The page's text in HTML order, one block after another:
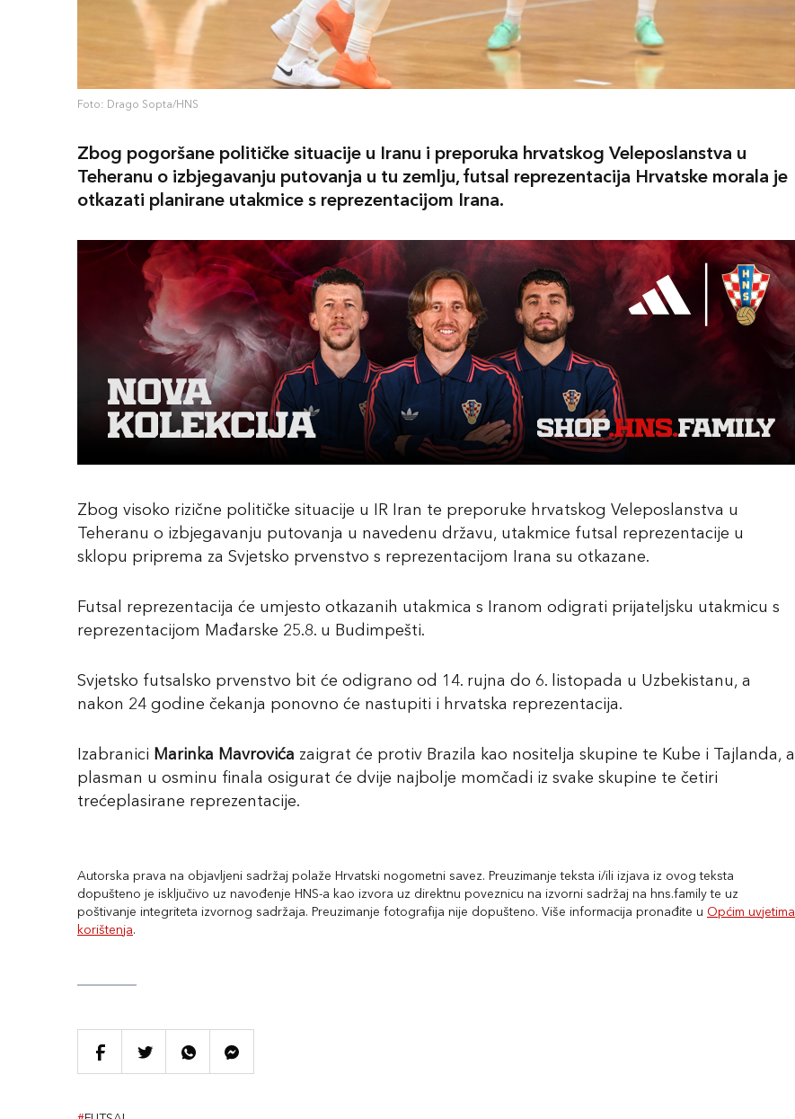
Foto: Drago Sopta/HNS
Zbog pogoršane političke situacije u Iranu i preporuka hrvatskog Veleposlanstva u
Teheranu o izbjegavanju putovanja u tu zemlju, futsal reprezentacija Hrvatske morala je
otkazati planirane utakmice s reprezentacijom Irana.
Zbog visoko rizične političke situacije u IR Iran te preporuke hrvatskog Veleposlanstva u
Teheranu o izbjegavanju putovanja u navedenu državu, utakmice futsal reprezentacije u
sklopu priprema za Svjetsko prvenstvo s reprezentacijom Irana su otkazane.
Futsal reprezentacija će umjesto otkazanih utakmica s Iranom odigrati prijateljsku utakmicu s
reprezentacijom Mađarske 25.8. u Budimpešti.
Svjetsko futsalsko prvenstvo bit će odigrano od 14. rujna do 6. listopada u Uzbekistanu, a
nakon 24 godine čekanja ponovno će nastupiti i hrvatska reprezentacija.
Izabranici Marinka Mavrovića zaigrat će protiv Brazila kao nositelja skupine te Kube i Tajlanda, a
plasman u osminu finala osigurat će dvije najbolje momčadi iz svake skupine te četiri
trećeplasirane reprezentacije.
Autorska prava na objavljeni sadržaj polaže Hrvatski nogometni savez. Preuzimanje teksta i/ili izjava iz ovog teksta
dopušteno je isključivo uz navođenje HNS-a kao izvora uz direktnu poveznicu na izvorni sadržaj na hns.family te uz
poštivanje integriteta izvornog sadržaja. Preuzimanje fotografija nije dopušteno. Više informacija pronađite u Općim uvjetima
korištenja.